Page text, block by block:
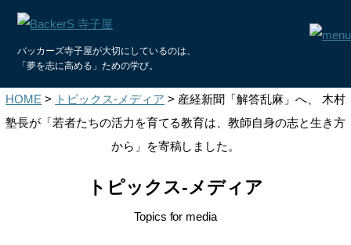
バッカーズ寺子屋が大切にしているのは、
「夢を志に高める」ための学び。
HOME > トピックス-メディア > 産経新聞「解答乱麻」へ、 木村
塾長が「若者たちの活力を育てる教育は、教師自身の志と生き方
から」を寄稿しました。
トピックス-メディア
Topics for media